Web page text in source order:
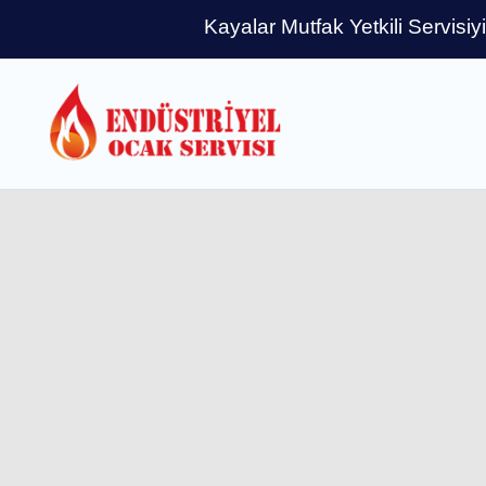
Kayalar Mutfak Yetkili